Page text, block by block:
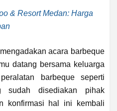
& Resort Medan: Harga
acara barbeque
datang bersama keluarga
barbeque seperti
sudah disediakan pihak
konfirmasi hal ini kembali